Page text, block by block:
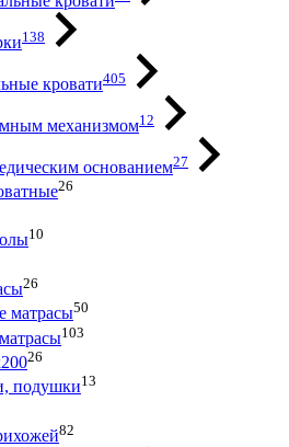
138
кровати405
механизмом12
основанием27
26
10
26
матрасы50
103
26
подушки13
82